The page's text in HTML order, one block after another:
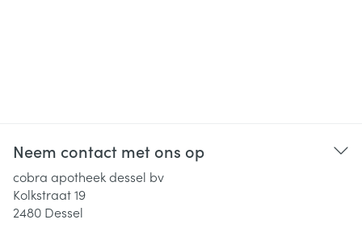
Neem contact met ons op
cobra apotheek dessel bv
Kolkstraat 19
2480 Dessel